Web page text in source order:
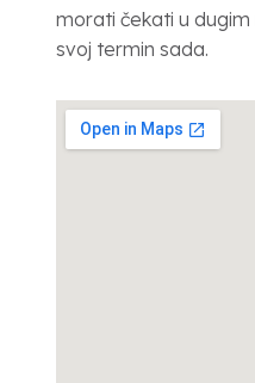
morati čekati u
svoj termin sada.